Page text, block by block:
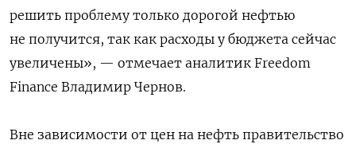
решить проблему только дорогой нефтью
не получится, так как расходы у бюджета сейчас
увеличены», — отмечает аналитик Freedom
Finance Владимир Чернов.
Вне зависимости от цен на нефть правительство